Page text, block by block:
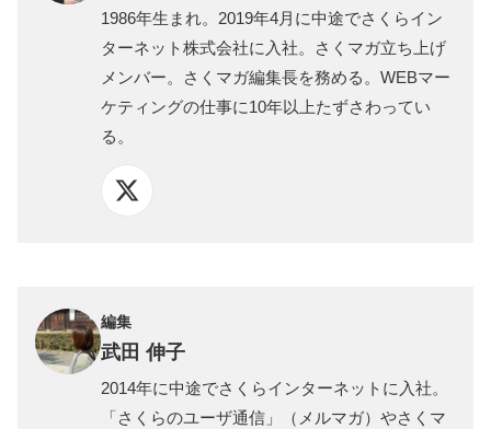
1986年生まれ。2019年4月に中途でさくらイン
ターネット株式会社に入社。さくマガ立ち上げ
メンバー。さくマガ編集長を務める。WEBマー
ケティングの仕事に10年以上たずさわってい
る。
編集
武田 伸子
2014年に中途でさくらインターネットに入社。
「さくらのユーザ通信」（メルマガ）やさくマ